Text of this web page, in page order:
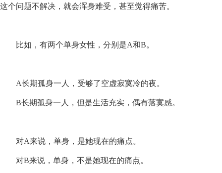
这个问题不解决，就会浑身难受，甚至觉得痛苦。
比如，有两个单身女性，分别是A和B。
A长期孤身一人，受够了空虚寂寞冷的夜。
B长期孤身一人，但是生活充实，偶有落寞感。
对A来说，单身，是她现在的痛点。
对B来说，单身，不是她现在的痛点。